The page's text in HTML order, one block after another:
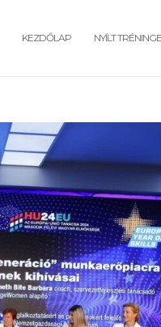
KEZDŐLAP NYÍLT